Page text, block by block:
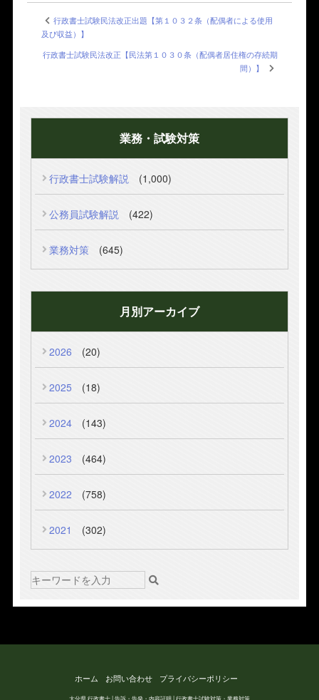
行政書士試験民法改正出題【第１０３２条（配偶者による使用
及び収益）】
行政書士試験民法改正【民法第１０３０条（配偶者居住権の存続期
間）】
業務・試験対策
行政書士試験解説 (1,000)
公務員試験解説 (422)
業務対策 (645)
月別アーカイブ
2026 (20)
2025 (18)
2024 (143)
2023 (464)
2022 (758)
2021 (302)
ホーム お問い合わせ プライバシーポリシー
大分県 行政書士 | 告訴・告発・内容証明 | 行政書士試験対策・業務対策